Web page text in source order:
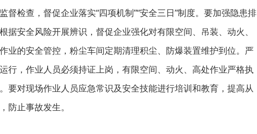
督检查，督促企业落实“四项机制”“安全三日”制度。要加强隐患排
据安全风险开展辨识，督促企业强化对有限空间、吊装、动火、
业的安全管控，粉尘车间定期清理积尘、防爆装置维护到位。严
行，作业人员必须持证上岗，有限空间、动火、高处作业严格执
要对现场作业人员应急常识及安全技能进行培训和教育，提高从
防止事故发生。